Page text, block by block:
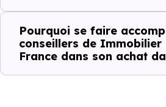
Action Ce que cela
Visiter Vous voyez le
Comparer Vous comparez
Pourquoi se faire
conseillers de
France dans son achat